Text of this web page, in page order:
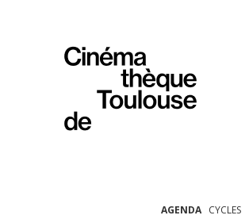
AGENDA CYCLES